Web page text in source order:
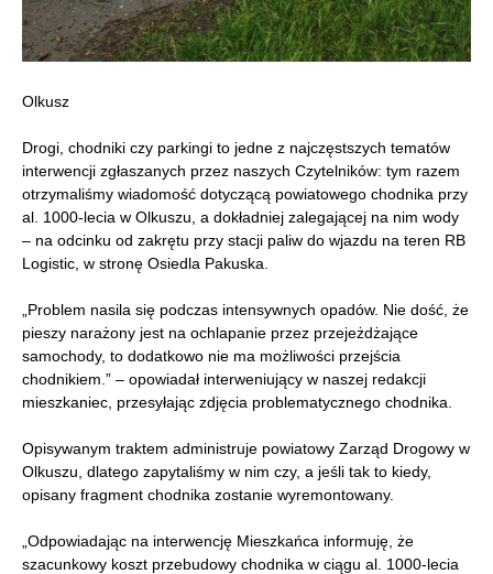
Olkusz
Drogi, chodniki czy parkingi to jedne z najczęstszych tematów
interwencji zgłaszanych przez naszych Czytelników: tym razem
otrzymaliśmy wiadomość dotyczącą powiatowego chodnika przy
al. 1000-lecia w Olkuszu, a dokładniej zalegającej na nim wody
– na odcinku od zakrętu przy stacji paliw do wjazdu na teren RB
Logistic, w stronę Osiedla Pakuska.
„Problem nasila się podczas intensywnych opadów. Nie dość, że
pieszy narażony jest na ochlapanie przez przejeżdżające
samochody, to dodatkowo nie ma możliwości przejścia
chodnikiem.” – opowiadał interweniujący w naszej redakcji
mieszkaniec, przesyłając zdjęcia problematycznego chodnika.
Opisywanym traktem administruje powiatowy Zarząd Drogowy w
Olkuszu, dlatego zapytaliśmy w nim czy, a jeśli tak to kiedy,
opisany fragment chodnika zostanie wyremontowany.
„Odpowiadając na interwencję Mieszkańca informuję, że
szacunkowy koszt przebudowy chodnika w ciągu al. 1000-lecia